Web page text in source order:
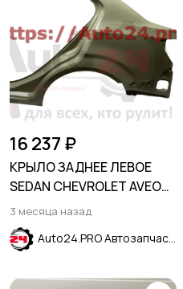
16 237 ₽
КРЫЛО ЗАДНЕЕ ЛЕВОЕ
SEDAN CHEVROLET AVEO
T300 2011-2015
3 месяца назад
Auto24.PRO Автозапчасти